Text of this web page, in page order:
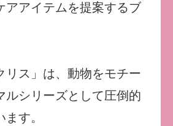
アアイテムを提案するブ
リス」は、動物をモチー
ルシリーズとして圧倒的
す。